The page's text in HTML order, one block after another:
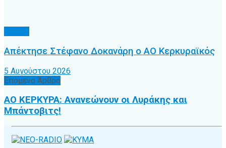
Απέκτησε Στέφανο Δοκανάρη ο ΑΟ Κερκυραϊκός
5 Αυγούστου 2026
Επόμενο Άρθρο
ΑΟ ΚΕΡΚΥΡΑ: Ανανεώνουν οι Λυράκης και
Μπάντοβιτς!